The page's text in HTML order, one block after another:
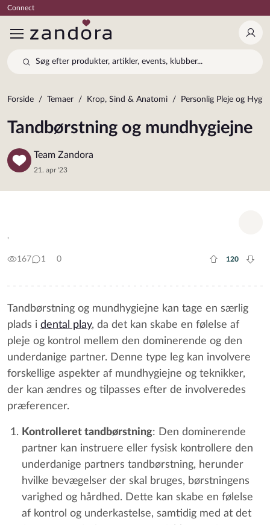
Connect
Log
Søg efter produkter, artikler, events, klubber...
Forside Temaer Krop, Sind & Anatomi Personlig Pleje og
Tandbørstning og mundhygiejne
Team Zandora
21. apr '23
'
167 1 0
Plus rate
120
Tandbørstning og mundhygiejne kan tage en særlig
plads i dental play, da det kan skabe en følelse af
pleje og kontrol mellem den dominerende og den
underdanige partner. Denne type leg kan involvere
forskellige aspekter af mundhygiejne og teknikker,
der kan ændres og tilpasses efter de involveredes
præferencer.
Kontrolleret tandbørstning: Den dominerende
partner kan instruere eller fysisk kontrollere den
underdanige partners tandbørstning, herunder
hvilke bevægelser der skal bruges, børstningens
varighed og hårdhed. Dette kan skabe en følelse
af kontrol og underkastelse, samtidig med at det